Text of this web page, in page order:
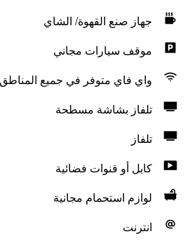
جهاز صنع القهوة/ الشاي
موقف سيارات مجاني
واي فاي متوفر في جميع المناطق
تلفاز بشاشة مسطحة
تلفاز
كابل أو قنوات فضائية
لوازم استحمام مجانية
انترنت